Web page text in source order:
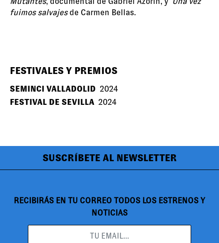
fuimos salvajesde Carmen Bellas.
FESTIVALES Y PREMIOS
SEMINCI VALLADOLID 2024
FESTIVAL DE SEVILLA 2024
SUSCRÍBETE AL NEWSLETTER
RECIBIRÁS EN TU CORREO TODOS LOS ESTRENOS Y
NOTICIAS